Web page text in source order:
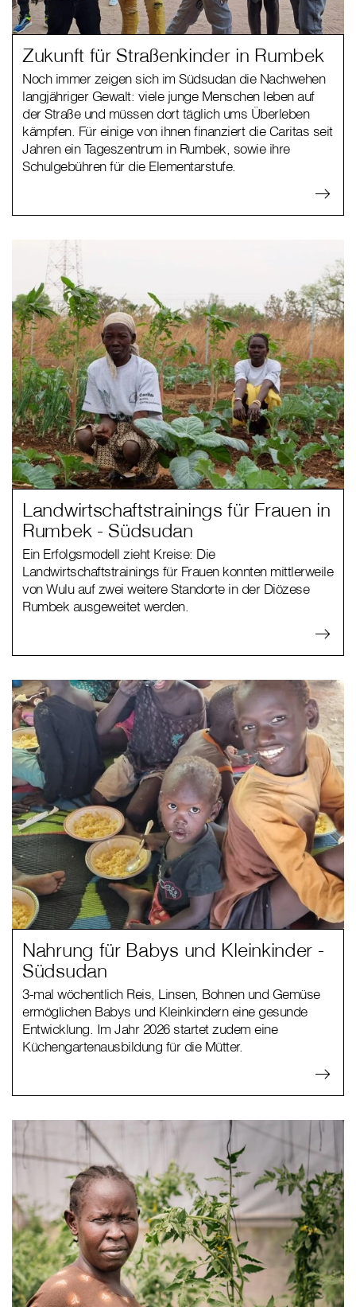
Zukunft für Straßenkinder in Rumbek
Noch immer zeigen sich im Südsudan die Nachwehen
langjähriger Gewalt: viele junge Menschen leben auf
der Straße und müssen dort täglich ums Überleben
kämpfen. Für einige von ihnen finanziert die Caritas seit
Jahren ein Tageszentrum in Rumbek, sowie ihre
Schulgebühren für die Elementarstufe.
Landwirtschaftstrainings für Frauen in
Rumbek - Südsudan
Ein Erfolgsmodell zieht Kreise: Die
Landwirtschaftstrainings für Frauen konnten mittlerweile
von Wulu auf zwei weitere Standorte in der Diözese
Rumbek ausgeweitet werden.
Nahrung für Babys und Kleinkinder -
Südsudan
3-mal wöchentlich Reis, Linsen, Bohnen und Gemüse
ermöglichen Babys und Kleinkindern eine gesunde
Entwicklung. Im Jahr 2026 startet zudem eine
Küchengartenausbildung für die Mütter.